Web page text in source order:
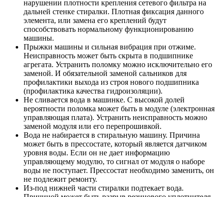
нарушении плотности крепления сетевого фильтра на
дальней стенке стиралки. Плотная фиксация данного
элемента, или замена его креплений будут
способствовать нормальному функционированию
машины.
Прыжки машины и сильная вибрация при отжиме.
Неисправность может быть скрыта в подшипнике
агрегата. Устранить поломку можно исключительно его
заменой. И обязательной заменой сальников для
профилактики выхода из строя нового подшипника
(профилактика качества гидроизоляции).
Не сливается вода в машинке. С высокой долей
вероятности поломка может быть в модуле (электронная
управляющая плата). Устранить неисправность можно
заменой модуля или его перепрошивкой.
Вода не набирается в стиральную машину. Причина
может быть в прессостате, который является датчиком
уровня воды. Если он не дает информацию
управляющему модулю, то сигнал от модуля о наборе
воды не поступает. Прессостат необходимо заменить, он
не подлежит ремонту.
Из-под нижней части стиралки подтекает вода.